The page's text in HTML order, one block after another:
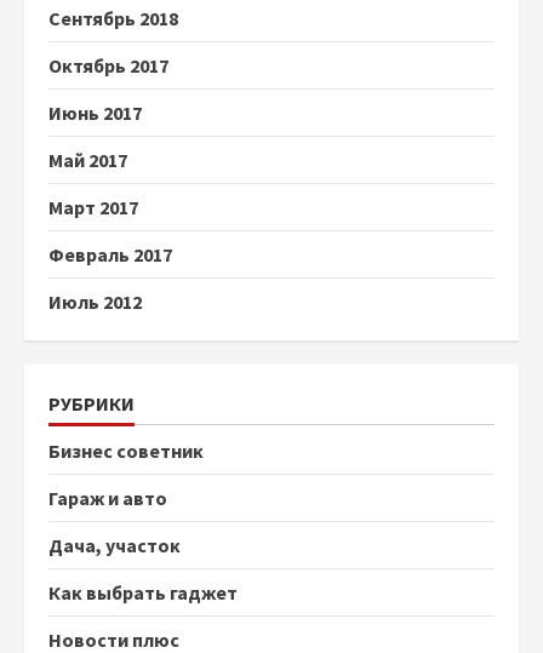
Сентябрь 2018
Октябрь 2017
Июнь 2017
Май 2017
Март 2017
Февраль 2017
Июль 2012
РУБРИКИ
Бизнес советник
Гараж и авто
Дача, участок
Как выбрать гаджет
Новости плюс